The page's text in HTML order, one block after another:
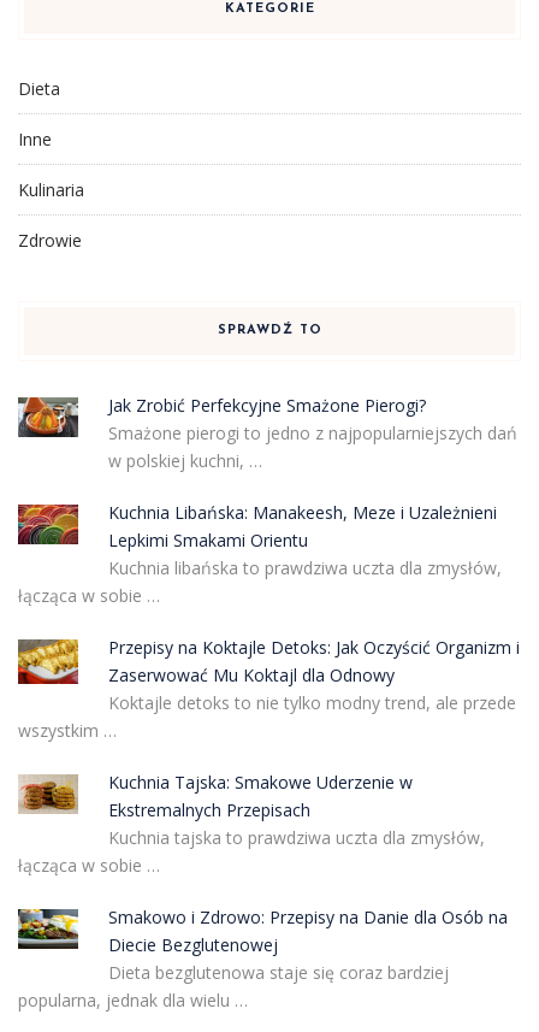
KATEGORIE
Dieta
Inne
Kulinaria
Zdrowie
SPRAWDŹ TO
Jak Zrobić Perfekcyjne Smażone Pierogi?
Smażone pierogi to jedno z najpopularniejszych dań
w polskiej kuchni, …
Kuchnia Libańska: Manakeesh, Meze i Uzależnieni
Lepkimi Smakami Orientu
Kuchnia libańska to prawdziwa uczta dla zmysłów,
łącząca w sobie …
Przepisy na Koktajle Detoks: Jak Oczyścić Organizm i
Zaserwować Mu Koktajl dla Odnowy
Koktajle detoks to nie tylko modny trend, ale przede
wszystkim …
Kuchnia Tajska: Smakowe Uderzenie w
Ekstremalnych Przepisach
Kuchnia tajska to prawdziwa uczta dla zmysłów,
łącząca w sobie …
Smakowo i Zdrowo: Przepisy na Danie dla Osób na
Diecie Bezglutenowej
Dieta bezglutenowa staje się coraz bardziej
popularna, jednak dla wielu …